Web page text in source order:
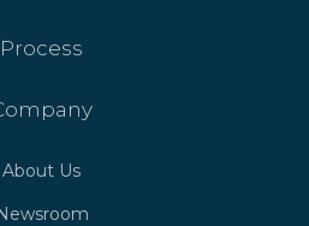
Process
About Us